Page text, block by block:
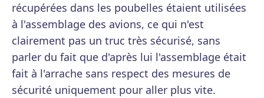
récupérées dans les poubelles étaient utilisées
à l'assemblage des avions, ce qui n'est
clairement pas un truc très sécurisé, sans
parler du fait que d'après lui l'assemblage était
fait à l'arrache sans respect des mesures de
sécurité uniquement pour aller plus vite.